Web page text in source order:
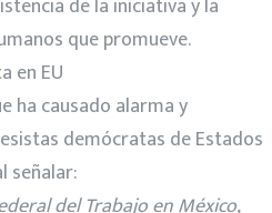
que promueve.
en EU
ha causado alarma y
demócratas de Estados
señalar:
del Trabajo en México,